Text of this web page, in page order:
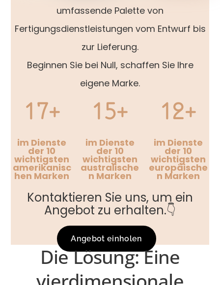
umfassende Palette von
Fertigungsdienstleistungen vom Entwurf bis
zur Lieferung.
Beginnen Sie bei Null, schaffen Sie Ihre
eigene Marke.
17+
im Dienste
der 10
wichtigsten
amerikanisc
hen Marken
15+
im Dienste
der 10
wichtigsten
australische
n Marken
12+
im Dienste
der 10
wichtigsten
europäische
n Marken
Kontaktieren Sie uns, um ein
Angebot zu erhalten.👇
Angebot einholen
Die Lösung: Eine